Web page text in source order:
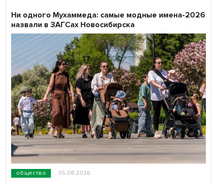
общество 05.08.2026
Ни одного Мухаммеда: самые модные имена-2026
назвали в ЗАГСах Новосибирска